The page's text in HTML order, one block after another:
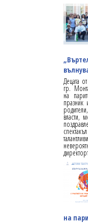
Децата
гр.
на
празник
власти,
на